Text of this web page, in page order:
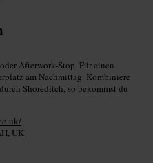
Afterwork-Stop. Für einen
am Nachmittag. Kombiniere
Shoreditch, so bekommst du
UK